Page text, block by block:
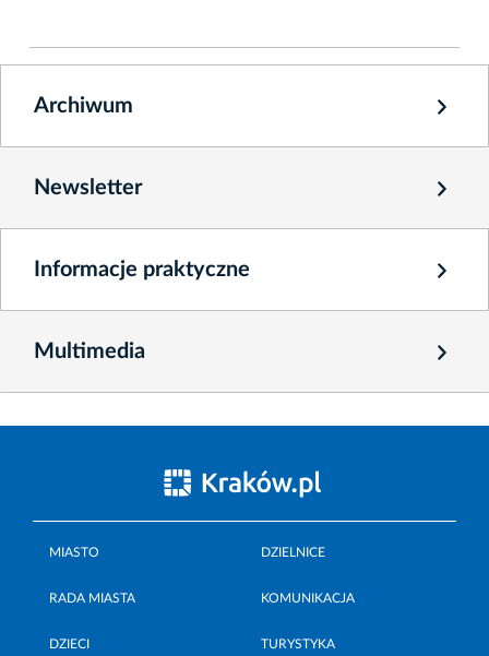
Archiwum
Newsletter
Informacje praktyczne
Multimedia
MIASTO DZIELNICE
RADA MIASTA KOMUNIKACJA
DZIECI TURYSTYKA